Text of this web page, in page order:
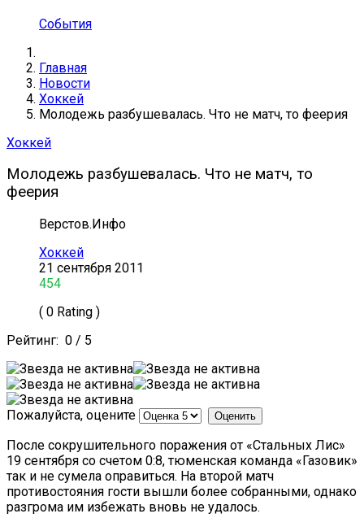
События
Главная
Новости
Хоккей
Молодежь разбушевалась. Что не матч, то феерия
Хоккей
Молодежь разбушевалась. Что не матч, то
феерия
Верстов.Инфо
Хоккей
21 сентября 2011
454
( 0 Rating )
Рейтинг: 0 / 5
Пожалуйста, оцените
После сокрушительного поражения от «Стальных Лис»
19 сентября со счетом 0:8, тюменская команда «Газовик»
так и не сумела оправиться. На второй матч
противостояния гости вышли более собранными, однако
разгрома им избежать вновь не удалось.